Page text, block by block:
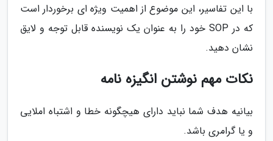
با این تفاسیر، این موضوع از اهمیت ویژه ای برخوردار است
که در SOP خود را به عنوان یک نویسنده قابل توجه و لایق
نشان دهید.
نکات مهم نوشتن انگیزه نامه
بیانیه هدف شما نباید دارای هیچگونه خطا و اشتباه املایی
و یا گرامری باشد.